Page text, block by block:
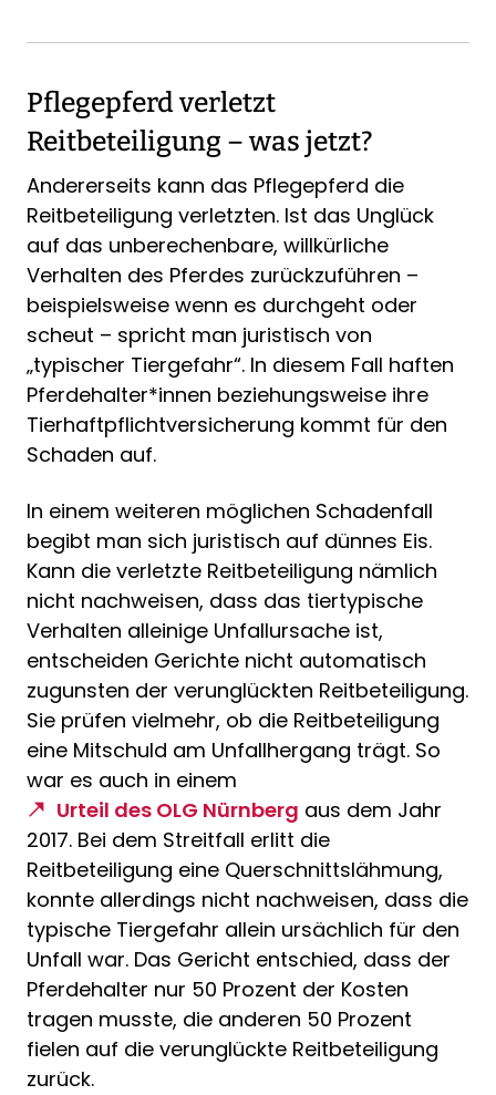
Pflegepferd verletzt
Reitbeteiligung – was jetzt?
Andererseits kann das Pflegepferd die
Reitbeteiligung verletzten. Ist das Unglück
auf das unberechenbare, willkürliche
Verhalten des Pferdes zurückzuführen –
beispielsweise wenn es durchgeht oder
scheut – spricht man juristisch von
„typischer Tiergefahr“. In diesem Fall haften
Pferdehalter*innen beziehungsweise ihre
Tierhaftpflichtversicherung kommt für den
Schaden auf.
In einem weiteren möglichen Schadenfall
begibt man sich juristisch auf dünnes Eis.
Kann die verletzte Reitbeteiligung nämlich
nicht nachweisen, dass das tiertypische
Verhalten alleinige Unfallursache ist,
entscheiden Gerichte nicht automatisch
zugunsten der verunglückten Reitbeteiligung.
Sie prüfen vielmehr, ob die Reitbeteiligung
eine Mitschuld am Unfallhergang trägt. So
war es auch in einem
Urteil des OLG Nürnberg aus dem Jahr
2017. Bei dem Streitfall erlitt die
Reitbeteiligung eine Querschnittslähmung,
konnte allerdings nicht nachweisen, dass die
typische Tiergefahr allein ursächlich für den
Unfall war. Das Gericht entschied, dass der
Pferdehalter nur 50 Prozent der Kosten
tragen musste, die anderen 50 Prozent
fielen auf die verunglückte Reitbeteiligung
zurück.